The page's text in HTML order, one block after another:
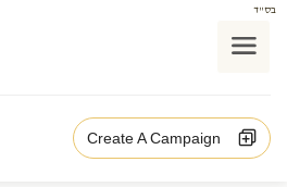
בס"ד
Create A Campaign